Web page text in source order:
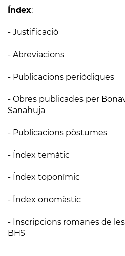
Índex:
- Justificació
- Abreviacions
- Publicacions periòdiques
- Obres publicades per
Sanahuja
- Publicacions pòstumes
- Índex temàtic
- Índex toponímic
- Índex onomàstic
- Inscripcions romanes de
BHS